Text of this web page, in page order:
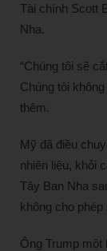
Tài chính Scott
Nha.
“Chúng tôi sẽ
Chúng tôi
thêm.
Mỹ đã điều
nhiên liệu, khỏi
Tây Ban Nha
không cho
Ông Trump